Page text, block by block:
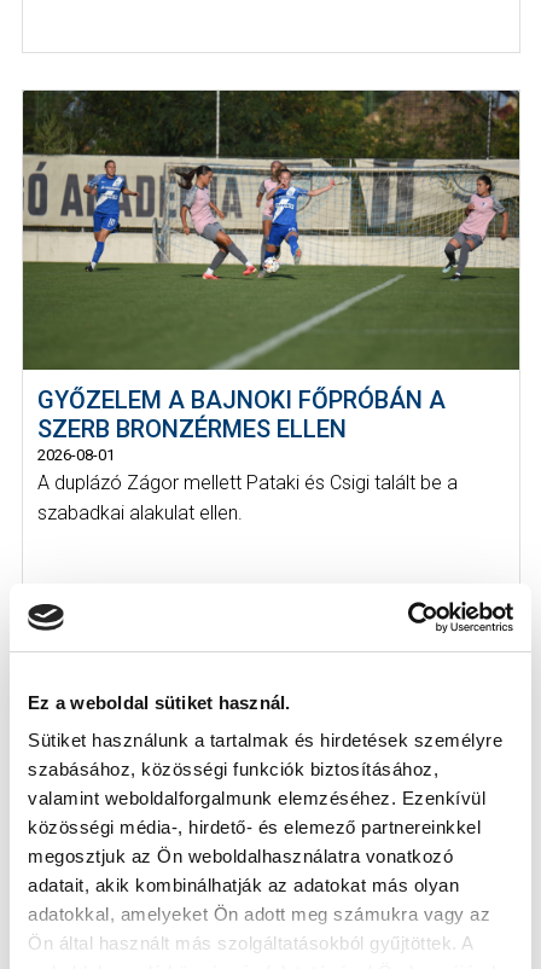
Ez a weboldal sütiket használ.
Sütiket használunk a tartalmak és hirdetések személyre
szabásához, közösségi funkciók biztosításához,
valamint weboldalforgalmunk elemzéséhez. Ezenkívül
közösségi média-, hirdető- és elemező partnereinkkel
megosztjuk az Ön weboldalhasználatra vonatkozó
adatait, akik kombinálhatják az adatokat más olyan
adatokkal, amelyeket Ön adott meg számukra vagy az
Ön által használt más szolgáltatásokból gyűjtöttek. A
GYŐZELEM A BAJNOKI FŐPRÓBÁN A
SZERB BRONZÉRMES ELLEN
2026-08-01
A duplázó Zágor mellett Pataki és Csigi talált be a
szabadkai alakulat ellen.